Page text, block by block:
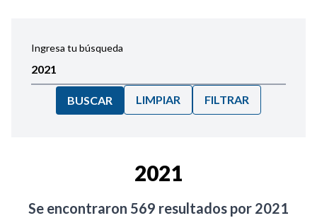
Ingresa tu búsqueda
BUSCAR LIMPIAR FILTRAR
2021
Se encontraron 569 resultados por 2021